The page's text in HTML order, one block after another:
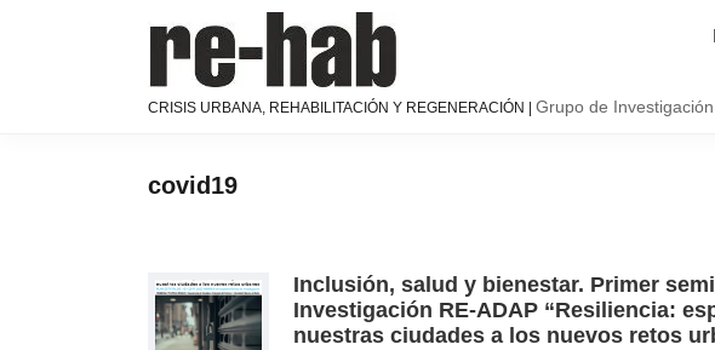
RE-
Crisis
urbana,
Página
y
adaptación
de
nuestras
CRISIS URBANA, REHABILITACIÓN Y REGENERACIÓN | Grupo de
covid19
Inclusión, salud y bienestar. Primer
Investigación RE-ADAP “Resiliencia:
nuestras ciudades a los nuevos retos